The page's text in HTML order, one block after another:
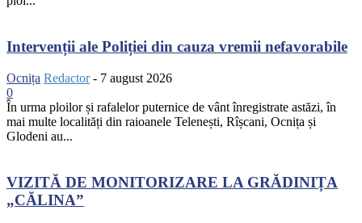
Intervenții ale Poliției din cauza vremii nefavorabile
Ocnița Redactor - 7 august 2026
0
În urma ploilor și rafalelor puternice de vânt înregistrate astăzi, în
mai multe localități din raioanele Telenești, Rîșcani, Ocnița și
Glodeni au...
VIZITĂ DE MONITORIZARE LA GRĂDINIȚA
„CĂLINA”